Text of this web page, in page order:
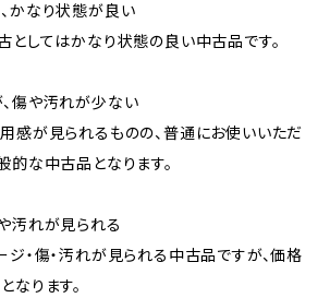
かなり状態が良い
としてはかなり状態の良い中古品です。
傷や汚れが少ない
感が見られるものの、普通にお使いいただ
的な中古品となります。
汚れが見られる
ジ・傷・汚れが見られる中古品ですが、価格
なります。